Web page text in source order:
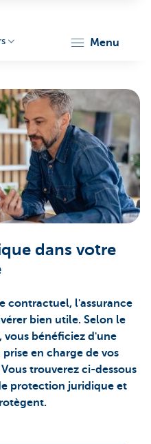
menu
dans votre
contractuel, l'assurance
bien utile. Selon le
bénéficiez d'une
en charge de vos
trouverez ci-dessous
protection juridique et